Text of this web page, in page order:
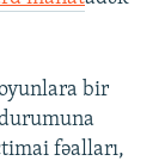
bir
fəalları,